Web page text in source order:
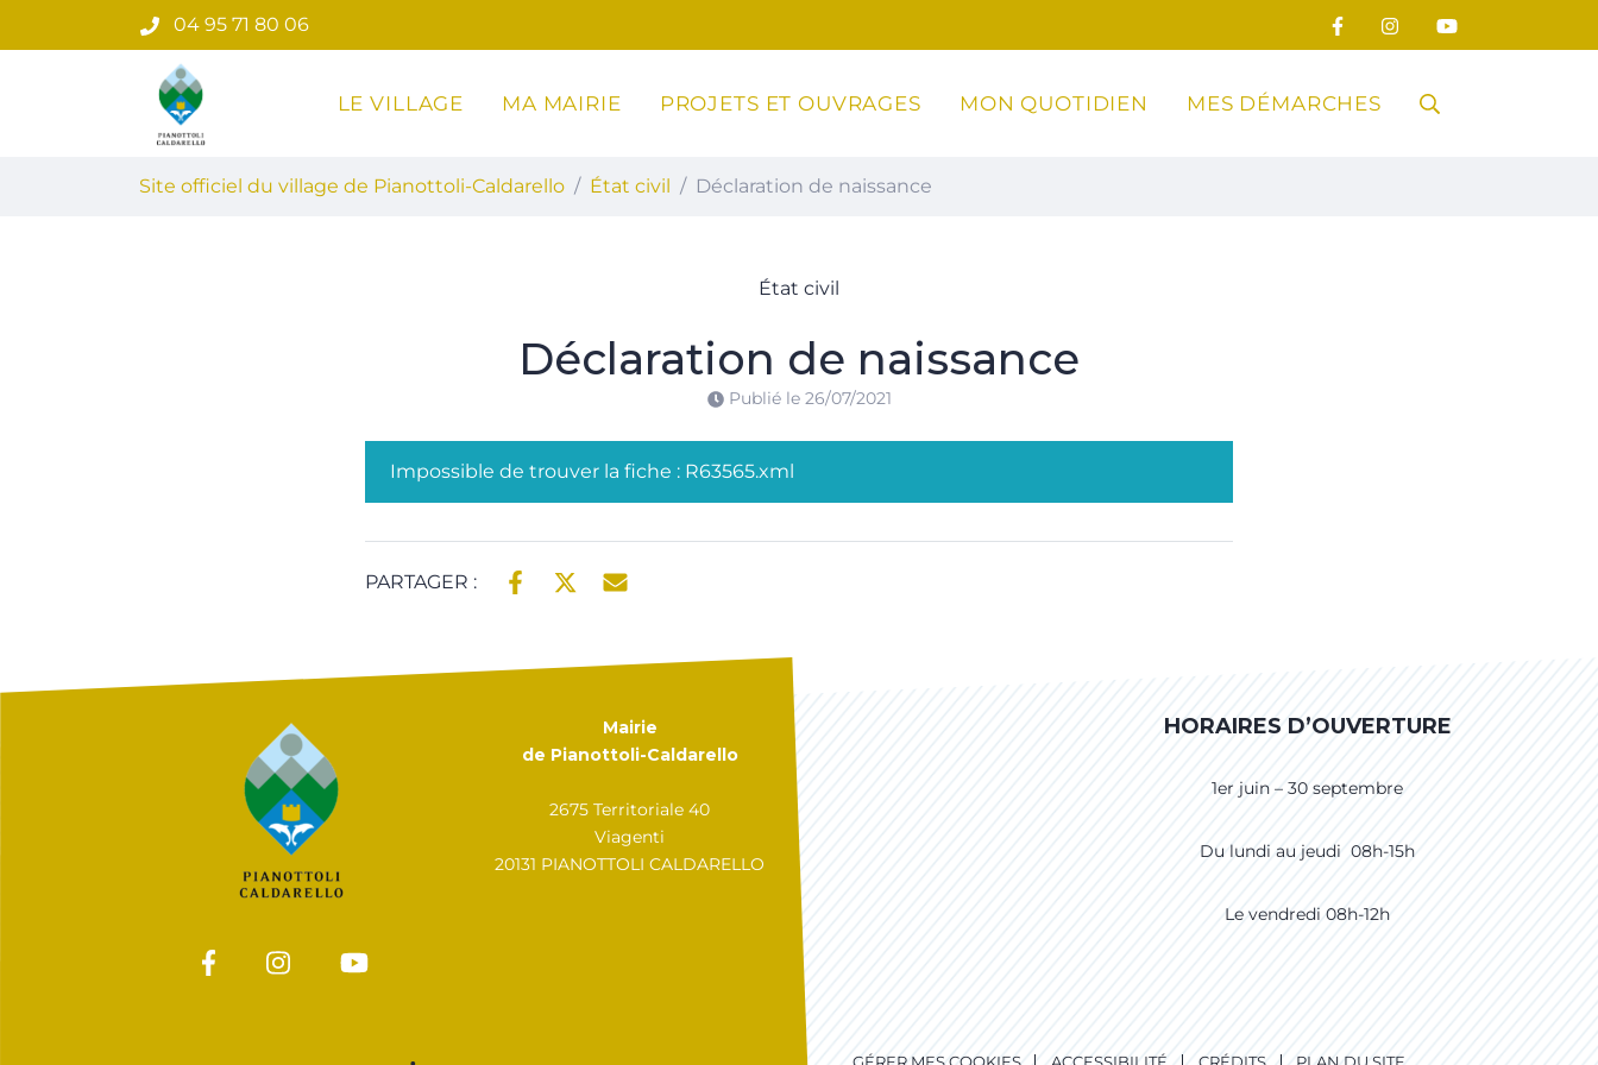
au
04 95 71 80 06
Site officiel du village de Pianottoli-Caldarello
LE VILLAGE MA MAIRIE PROJETS ET OUVRAGES MON QUOTIDIEN MES DÉMARCHES RECHERCHE
Site officiel du village de Pianottoli-Caldarello État civil Déclaration de naissance
État civil
Déclaration de naissance
Publié le 26/07/2021
Impossible de trouver la fiche : R63565.xml
PARTAGER :
Mairie
de Pianottoli-Caldarello
2675 Territoriale 40
Viagenti
20131 PIANOTTOLI CALDARELLO
HORAIRES D’OUVERTURE
1er juin – 30 septembre
Du lundi au jeudi 08h-15h
Le vendredi 08h-12h